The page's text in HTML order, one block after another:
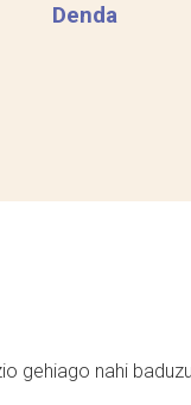
Denda
gehiago nahi